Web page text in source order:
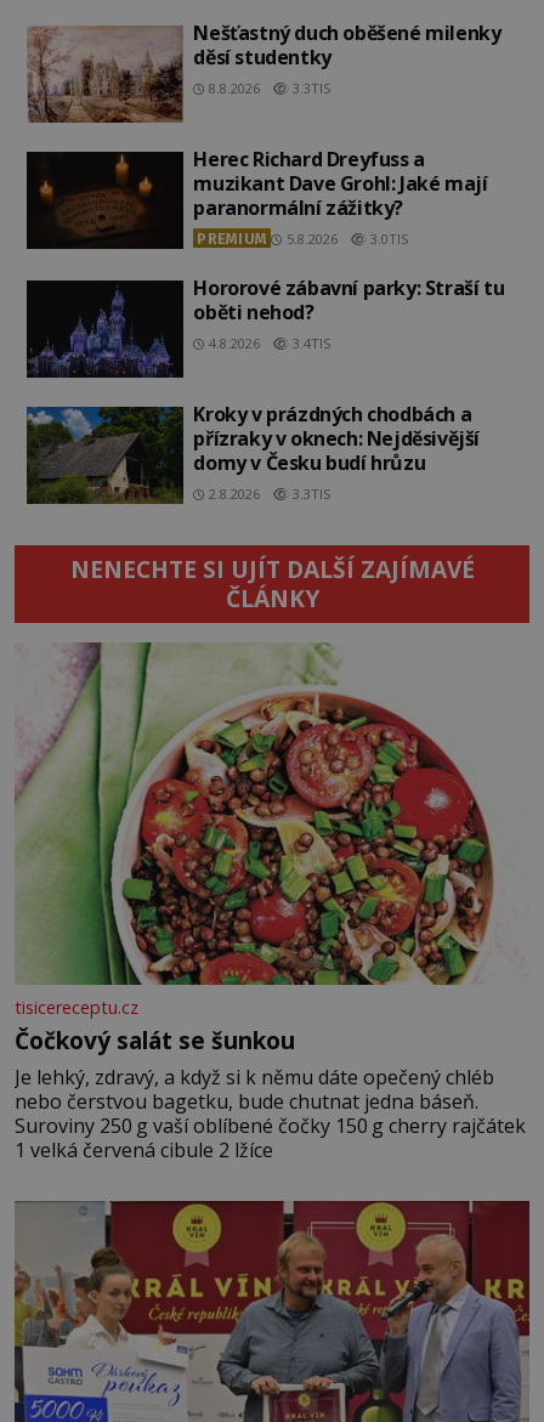
Nešťastný duch oběšené milenky
děsí studentky
8.8.2026 3.3TIS
Herec Richard Dreyfuss a
muzikant Dave Grohl: Jaké mají
paranormální zážitky?
PREMIUM 5.8.2026 3.0TIS
Hororové zábavní parky: Straší tu
oběti nehod?
4.8.2026 3.4TIS
Kroky v prázdných chodbách a
přízraky v oknech: Nejděsivější
domy v Česku budí hrůzu
2.8.2026 3.3TIS
NENECHTE SI UJÍT DALŠÍ ZAJÍMAVÉ
ČLÁNKY
tisicereceptu.cz
Čočkový salát se šunkou
Je lehký, zdravý, a když si k němu dáte opečený chléb
nebo čerstvou bagetku, bude chutnat jedna báseň.
Suroviny 250 g vaší oblíbené čočky 150 g cherry rajčátek
1 velká červená cibule 2 lžíce